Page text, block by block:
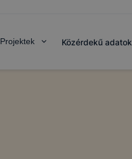
Projektek Közérdekű adatok